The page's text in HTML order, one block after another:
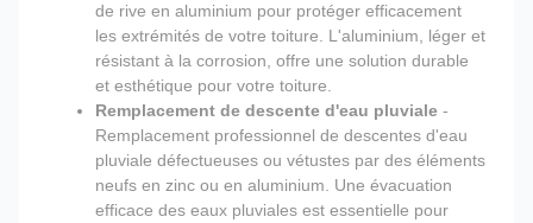
de rive en aluminium pour protéger efficacement
les extrémités de votre toiture. L'aluminium, léger et
résistant à la corrosion, offre une solution durable
et esthétique pour votre toiture.
Remplacement de descente d'eau pluviale -
Remplacement professionnel de descentes d'eau
pluviale défectueuses ou vétustes par des éléments
neufs en zinc ou en aluminium. Une évacuation
efficace des eaux pluviales est essentielle pour